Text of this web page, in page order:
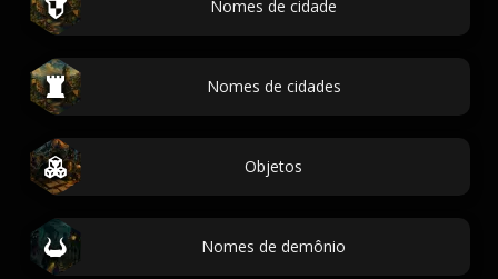
Nomes de cidade
Nomes de cidades
Objetos
Nomes de demônio